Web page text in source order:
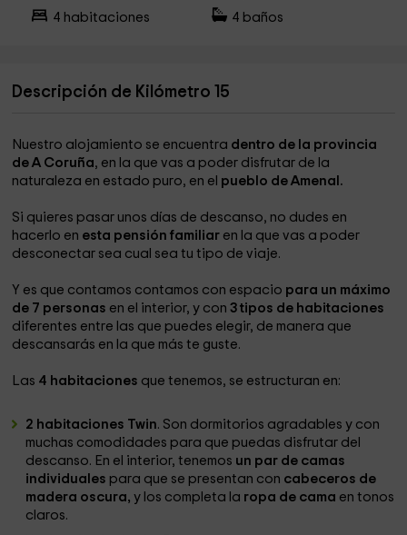
4 habitaciones 4 baños
Descripción de Kilómetro 15
Nuestro alojamiento se encuentra dentro de la provincia
de A Coruña, en la que vas a poder disfrutar de la
naturaleza en estado puro, en el pueblo de Amenal.
Si quieres pasar unos días de descanso, no dudes en
hacerlo en esta pensión familiar en la que vas a poder
desconectar sea cual sea tu tipo de viaje.
Y es que contamos contamos con espacio para un máximo
de 7 personas en el interior, y con3 tipos de habitaciones
diferentes entre las que puedes elegir, de manera que
descansarás en la que más te guste.
Las 4 habitaciones que tenemos, se estructuran en:
2 habitaciones Twin. Son dormitorios agradables y con
muchas comodidades para que puedas disfrutar del
descanso. En el interior, tenemos un par de camas
individuales para que se presentan con cabeceros de
madera oscura,y los completa la ropa de cama en tonos
claros.